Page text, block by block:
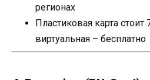
регионах
Пластиковая карта стоит
виртуальная – бесплатно